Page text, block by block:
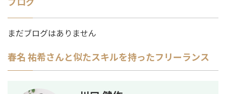
ブログ
まだブログはありません
春名 祐希さんと似たスキルを持ったフリーランス